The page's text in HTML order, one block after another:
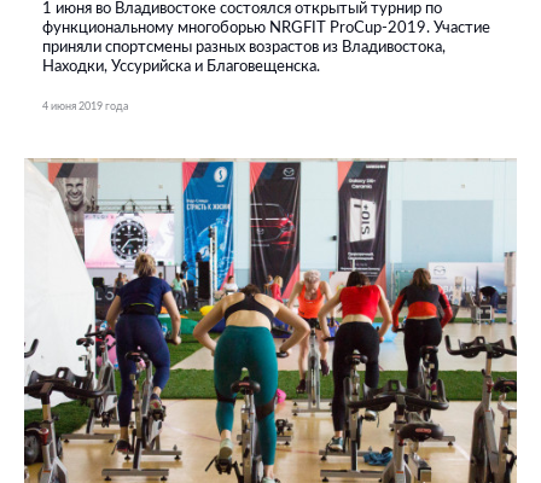
1 июня во Владивостоке состоялся открытый турнир по
функциональному многоборью NRGFIT ProCup-2019. Участие
приняли спортсмены разных возрастов из Владивостока,
Находки, Уссурийска и Благовещенска.
4 июня 2019 года